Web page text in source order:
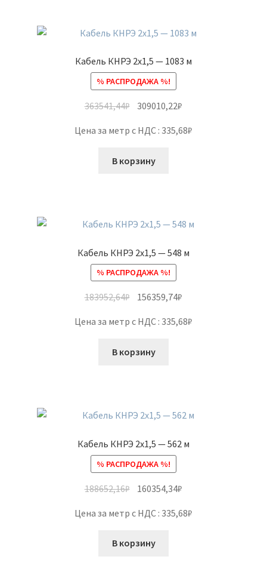
Кабель КНРЭ 2х1,5 — 1083 м
% РАСПРОДАЖА %!
363541,44₽ 309010,22₽
Цена за метр с НДС : 335,68₽
В корзину
Кабель КНРЭ 2х1,5 — 548 м
% РАСПРОДАЖА %!
183952,64₽ 156359,74₽
Цена за метр с НДС : 335,68₽
В корзину
Кабель КНРЭ 2х1,5 — 562 м
% РАСПРОДАЖА %!
188652,16₽ 160354,34₽
Цена за метр с НДС : 335,68₽
В корзину